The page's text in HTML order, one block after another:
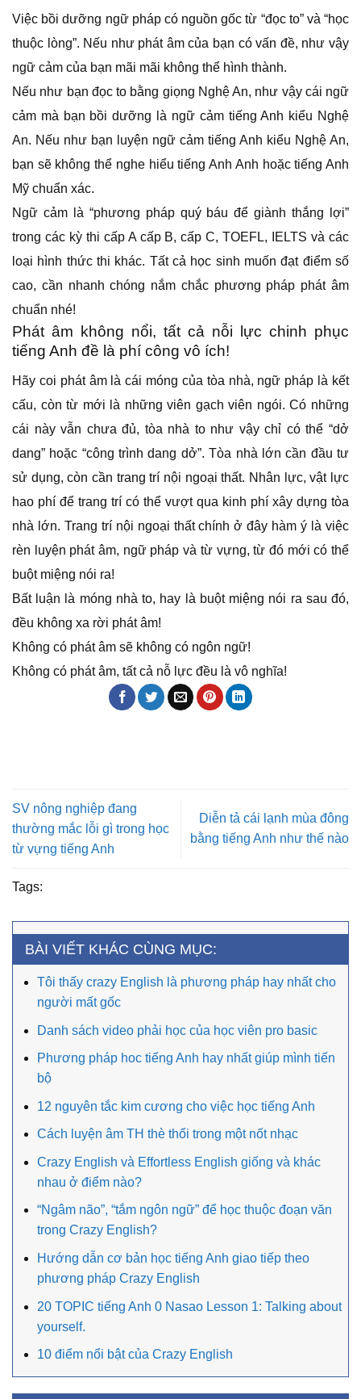
Việc bồi dưỡng ngữ pháp có nguồn gốc từ “đọc to” và “học
thuộc lòng”. Nếu như phát âm của bạn có vấn đề, như vậy
ngữ cảm của bạn mãi mãi không thể hình thành.
Nếu như bạn đọc to bằng giọng Nghệ An, như vậy cái ngữ
cảm mà bạn bồi dưỡng là ngữ cảm tiếng Anh kiểu Nghệ
An. Nếu như bạn luyện ngữ cảm tiếng Anh kiểu Nghệ An,
bạn sẽ không thể nghe hiểu tiếng Anh Anh hoặc tiếng Anh
Mỹ chuẩn xác.
Ngữ cảm là “phương pháp quý báu để giành thắng lợi”
trong các kỳ thi cấp A cấp B, cấp C, TOEFL, IELTS và các
loại hình thức thi khác. Tất cả học sinh muốn đạt điểm số
cao, cần nhanh chóng nắm chắc phương pháp phát âm
chuẩn nhé!
Phát âm không nổi, tất cả nỗi lực chinh phục
tiếng Anh đề là phí công vô ích!
Hãy coi phát âm là cái móng của tòa nhà, ngữ pháp là kết
cấu, còn từ mới là những viên gạch viên ngói. Có những
cái này vẫn chưa đủ, tòa nhà to như vậy chỉ có thể “dở
dang” hoặc “công trình dang dở”. Tòa nhà lớn cần đầu tư
sử dụng, còn cần trang trí nội ngoại thất. Nhân lực, vật lực
hao phí để trang trí có thể vượt qua kinh phí xây dựng tòa
nhà lớn. Trang trí nội ngoại thất chính ở đây hàm ý là việc
rèn luyện phát âm, ngữ pháp và từ vựng, từ đó mới có thể
buột miệng nói ra!
Bất luận là móng nhà to, hay là buột miệng nói ra sau đó,
đều không xa rời phát âm!
Không có phát âm sẽ không có ngôn ngữ!
Không có phát âm, tất cả nỗ lực đều là vô nghĩa!
SV nông nghiệp đang
thường mắc lỗi gì trong học
từ vựng tiếng Anh
Diễn tả cái lạnh mùa đông
bằng tiếng Anh như thế nào
Tags:
BÀI VIẾT KHÁC CÙNG MỤC:
Tôi thấy crazy English là phương pháp hay nhất cho
người mất gốc
Danh sách video phải học của học viên pro basic
Phương pháp hoc tiếng Anh hay nhất giúp mình tiến
bộ
12 nguyên tắc kim cương cho việc học tiếng Anh
Cách luyện âm TH thè thổi trong một nốt nhạc
Crazy English và Effortless English giống và khác
nhau ở điểm nào?
“Ngâm não”, “tắm ngôn ngữ” để học thuộc đoạn văn
trong Crazy English?
Hướng dẫn cơ bản học tiếng Anh giao tiếp theo
phương pháp Crazy English
20 TOPIC tiếng Anh 0 Nasao Lesson 1: Talking about
yourself.
10 điểm nổi bật của Crazy English